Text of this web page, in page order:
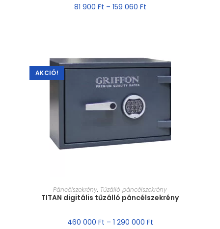
81 900 Ft – 159 060 Ft
AKCIÓ!
MÉRET VÁLASZTÁSA
Páncélszekrény, Tűzálló páncélszekrény
TITAN digitális tűzálló páncélszekrény
460 000 Ft – 1 290 000 Ft